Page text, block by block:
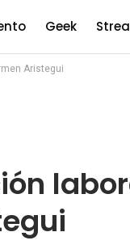
Geek
Aristegui